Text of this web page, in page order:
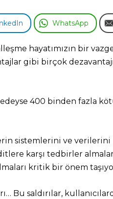
WhatsApp
hayatımızın bir
gibi birçok
400 binden fazla
sistemlerini ve
karşı tedbirler
kritik bir önem
Bu saldırılar,